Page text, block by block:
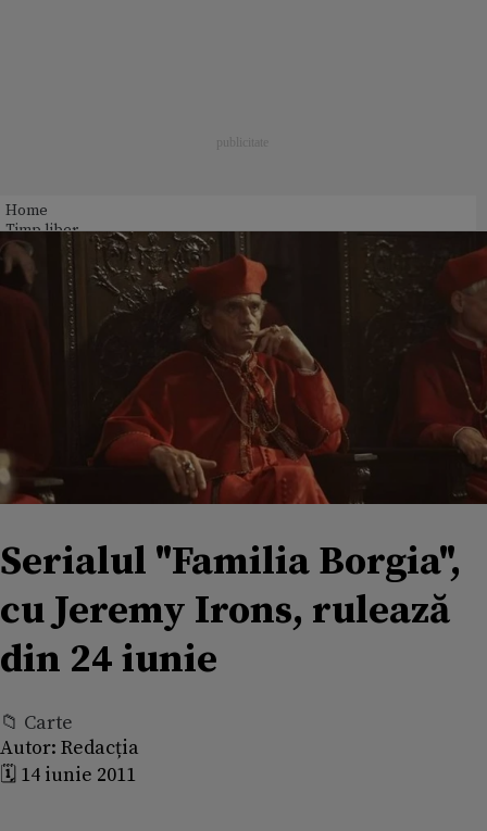
Home
Timp liber
Serialul "Familia Borgia",
cu Jeremy Irons, rulează
din 24 iunie
📁 Carte
Autor: Redacția
🗓️ 14 iunie 2011